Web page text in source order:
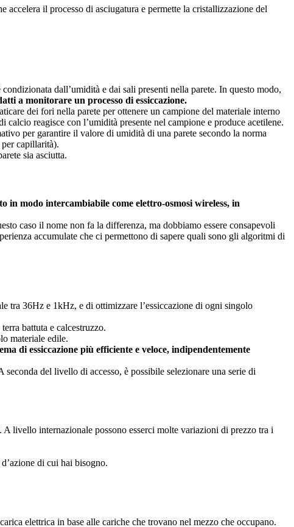
accelera il processo di asciugatura e permette la cristallizzazione del
dall’umidità e dai sali presenti nella parete. In questo modo,
a monitorare un processo di essiccazione.
dei fori nella parete per ottenere un campione del materiale interno
reagisce con l’umidità presente nel campione e produce acetilene.
per garantire il valore di umidità di una parete secondo la norma
capillarità).
sia asciutta.
in modo intercambiabile come elettro-osmosi wireless, in
caso il nome non fa la differenza, ma dobbiamo essere consapevoli
accumulate che ci permettono di sapere quali sono gli algoritmi di
tra 36Hz e 1kHz, e di ottimizzare l’essiccazione di ogni singolo
battuta e calcestruzzo.
materiale edile.
di essiccazione più efficiente e veloce, indipendentemente
del livello di accesso, è possibile selezionare una serie di
livello internazionale possono esserci molte variazioni di prezzo tra i
di cui hai bisogno.
elettrica in base alle cariche che trovano nel mezzo che occupano.